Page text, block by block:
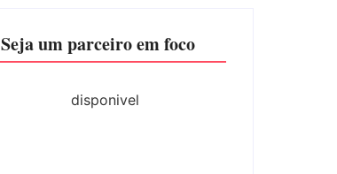
Seja um parceiro em foco